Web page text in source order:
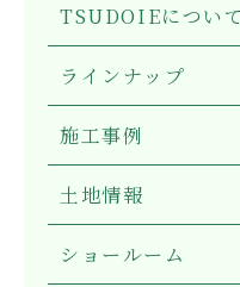
TSUDOIEについて
ラインナップ
施工事例
土地情報
ショールーム